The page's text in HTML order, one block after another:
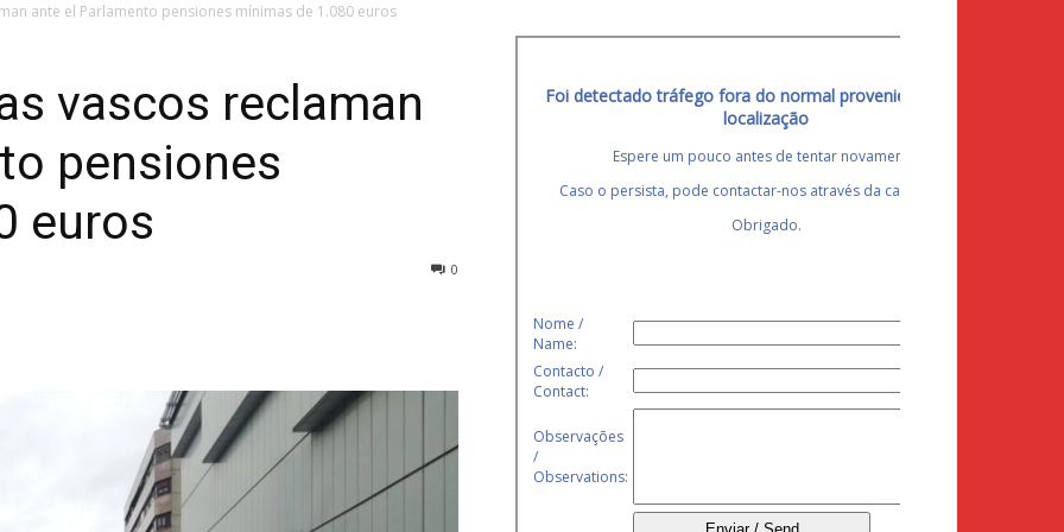
ante el Parlamento pensiones mínimas de 1.080 euros
vascos reclaman
pensiones
euros
0